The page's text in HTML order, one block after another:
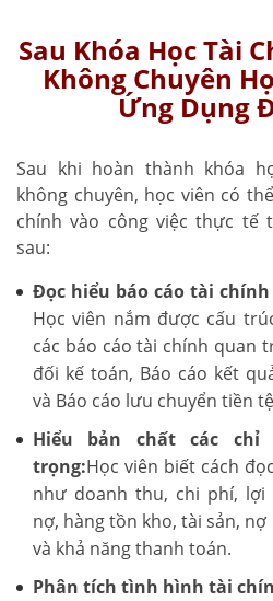
Sau Khóa Học Tài
Không Chuyên
Ứng Dụng
Sau khi hoàn thành khóa
không chuyên, học viên có
chính vào công việc thực tế
sau:
Đọc hiểu báo cáo tài
Học viên nắm được cấu
các báo cáo tài chính quan
đối kế toán, Báo cáo kết
và Báo cáo lưu chuyển tiền
Hiểu bản chất các
trọng:Học viên biết cách
như doanh thu, chi phí, lợi
nợ, hàng tồn kho, tài sản,
và khả năng thanh toán.
Phân tích tình hình tài